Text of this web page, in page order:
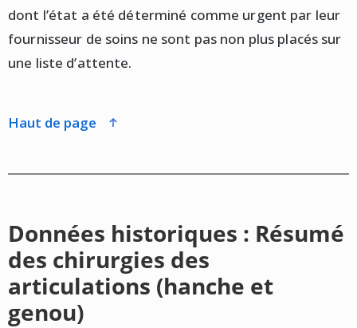
dont l’état a été déterminé comme urgent par leur
fournisseur de soins ne sont pas non plus placés sur
une liste d’attente.
haut de page
Données historiques : Résumé
des chirurgies des
articulations (hanche et
genou)